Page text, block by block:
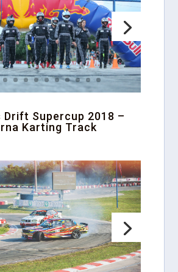
Drift Supercup 2018 –
Karting Track